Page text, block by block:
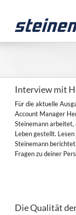
springen
Interview mit
Für die aktuelle
Account Manager
Steinemann arbeitet,
Leben gestellt.
Steinemann
Fragen zu deiner
Die Qualität